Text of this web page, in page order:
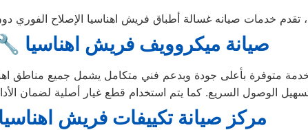
🔧 صيانة ميكروويف فريش اهناسيا
متوفرة بأعلى جودة وبدعم فني متكامل يشمل جميع مناطق
مركز صيانة تكييفات فريش اهناسيا